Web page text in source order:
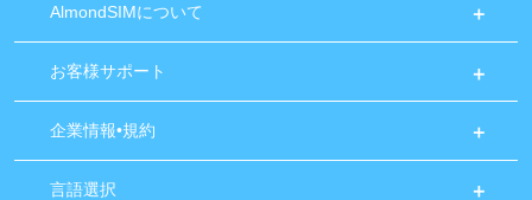
AlmondSIMについて
お客様サポート
企業情報•規約
言語選択